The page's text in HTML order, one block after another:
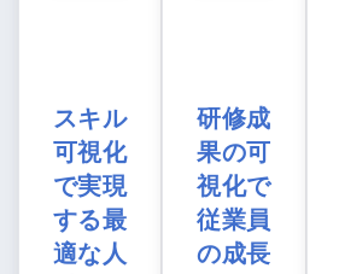
スキル
可視化
で実現
する最
適な人
研修成
果の可
視化で
従業員
の成長